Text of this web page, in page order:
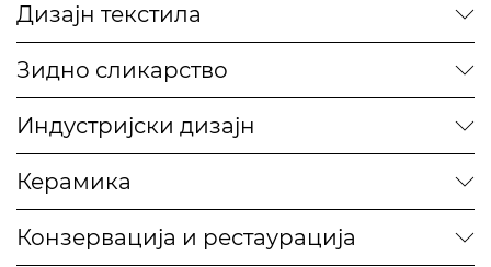
Дизајн текстила
Зидно сликарство
Индустријски дизајн
Керамика
Конзервација и рестаурација